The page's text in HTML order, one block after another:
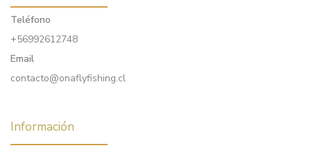
Teléfono
+56992612748
Email
contacto@onaflyfishing.cl
Información